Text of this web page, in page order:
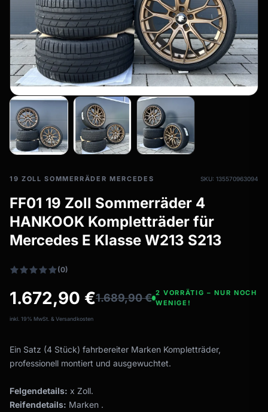
filter_drama Allwetterreifen
Ganzjahresräder & Felgen
Alle Allwetterräder
19 ZOLL SOMMERRÄDER MERCEDES SKU: 135570963094
FF01 19 Zoll Sommerräder 4
HANKOOK Kompletträder für
Mercedes E Klasse W213 S213
(0)
1.672,90 €1.689,90€ 2 VORRÄTIG – NUR NOCH
WENIGE!
inkl. 19% MwSt. & Versandkosten
Ein Satz (4 Stück) fahrbereiter Marken Kompletträder,
professionell montiert und ausgewuchtet.
Felgendetails: x Zoll.
Reifendetails: Marken .